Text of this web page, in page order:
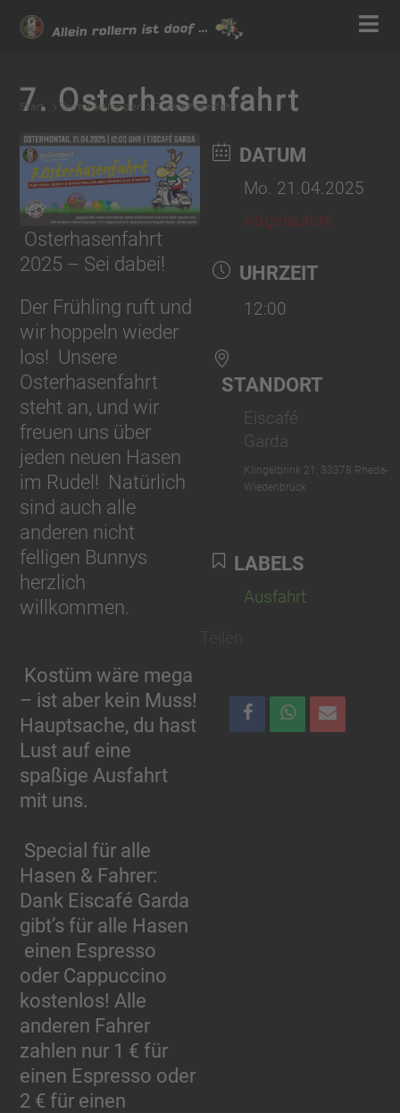
7. Osterhasenfahrt
Start Terminkalender 7. Osterhasenfahrt
Osterhasenfahrt
2025 – Sei dabei!
Der Frühling ruft und
wir hoppeln wieder
los! Unsere
Osterhasenfahrt
steht an, und wir
freuen uns über
jeden neuen Hasen
im Rudel! Natürlich
sind auch alle
anderen nicht
felligen Bunnys
herzlich
willkommen.
Kostüm wäre mega
– ist aber kein Muss!
Hauptsache, du hast
Lust auf eine
spaßige Ausfahrt
mit uns.
Special für alle
Hasen & Fahrer:
Dank Eiscafé Garda
gibt’s für alle Hasen
einen Espresso
oder Cappuccino
kostenlos! Alle
anderen Fahrer
zahlen nur 1 € für
einen Espresso oder
2 € für einen
DATUM
Mo. 21.04.2025
Abgelaufen!
UHRZEIT
12:00
STANDORT
Eiscafé
Garda
Klingelbrink 21, 33378 Rheda-
Wiedenbrück
LABELS
Ausfahrt